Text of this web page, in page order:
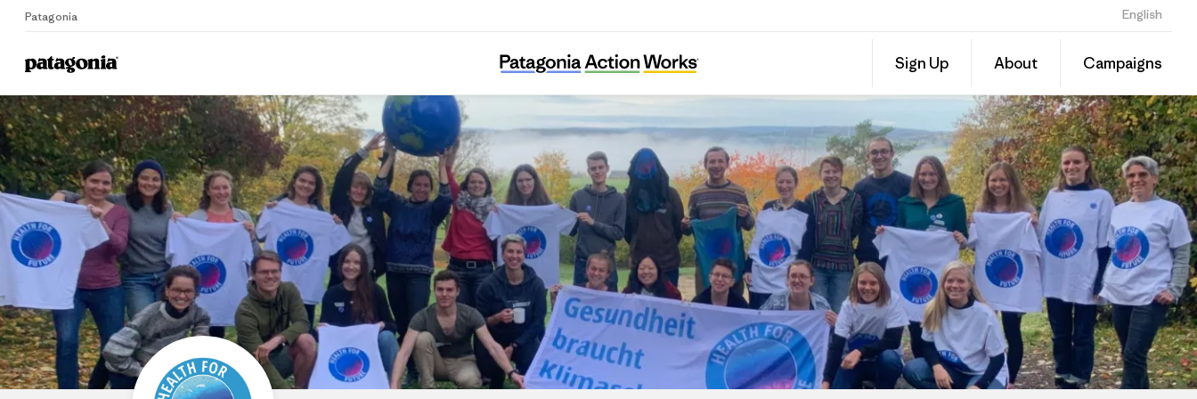
Patagonia English
Sign Up About Campaigns
Home
Health For Future
Share
this
on